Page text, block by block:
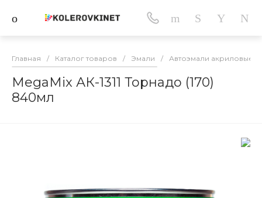
Главная / Каталог товаров / Эмали / Автоэмали акриловые
MegaMix АК-1311 Торнадо (170)
840мл